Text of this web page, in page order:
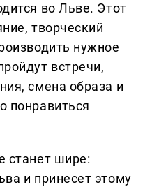
во Льве. Этот
творческий
нужное
встречи,
смена образа и
понравиться
станет шире:
и принесет этому